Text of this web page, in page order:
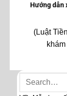
Hướng dẫn
(Luật